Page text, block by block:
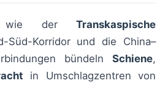
wie der Transkaspische
Süd-Korridor und die China–
bündeln Schiene,
in Umschlagzentren von